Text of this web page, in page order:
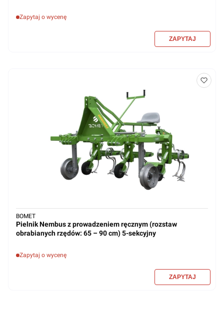
Zapytaj o wycenę
Pielnik Nembus z prowadzeniem ręcznym (rozstaw
obrabianych rzędów: 65 – 90 cm) 5-sekcyjny
Zapytaj o wycenę
BOMET